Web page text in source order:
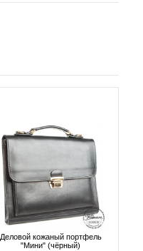
Деловой кожаный портфель
"Мини" (чёрный)